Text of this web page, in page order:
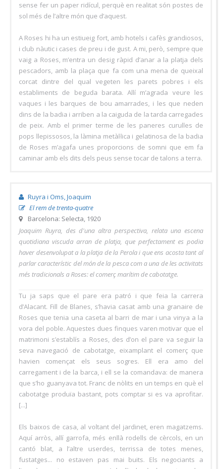
sense fer un paper ridícul, perquè en realitat són postes de
sol més de l’altre món que d’aquest.
A Roses hi ha un estiueig fort, amb hotels i cafès grandiosos,
i club nàutic i cases de preu i de gust. A mi, però, sempre que
vaig a Roses, m’entra un desig ràpid d’anar a la platja dels
pescadors, amb la plaça que fa com una mena de queixal
corcat dintre del qual vegeten les parets pobres i els
establiments de beguda barata. Allí m’agrada veure les
vaques i les barques de bou amarrades, i les que neden
dins de la badia i arriben a la caiguda de la tarda carregades
de peix. Amb el primer terme de les paneres curulles de
pops llepissosos, la làmina metàl·lica i gelatinosa de la badia
de Roses m’agafa unes proporcions de somni que em fa
caminar amb els dits dels peus sense tocar de talons a terra.
Ruyra i Oms, Joaquim
El rem de trenta-quatre
Barcelona: Selecta, 1920
Joaquim Ruyra, des d'una altra perspectiva, relata una escena
quotidiana viscuda arran de platja, que perfectament es podia
haver desenvolupat a la platja de la Perola i que ens acosta tant al
parlar característic del món de la pesca com a una de les activitats
més tradicionals a Roses: el comerç marítim de cabotatge.
Tu ja saps que el pare era patró i que feia la carrera
d’Alacant. Fill de Blanes, s’havia casat amb una granaire de
Roses que tenia una caseta al barri de mar i una vinya a la
vora del poble. Aquestes dues finques varen motivar que el
matrimoni s’establís a Roses, des d’on el pare va seguir la
seva navegació de cabotatge, eixamplant el comerç que
havien començat els seus sogres. Ell era amo del
carregament i de la barca, i ell se la comandava: de manera
que s’ho guanyava tot. Franc de nòlits en un temps en què el
cabotatge produïa bastant, pots comptar si es va aprofitar.
[...]
Els baixos de casa, al voltant del jardinet, eren magatzems.
Aquí arròs, allí garrofa, més enllà rodells de cèrcols, en un
cantó blat, a l’altre userdes, terrissa de totes menes,
fustatges... no estaven pas mai buits. Els negociants a